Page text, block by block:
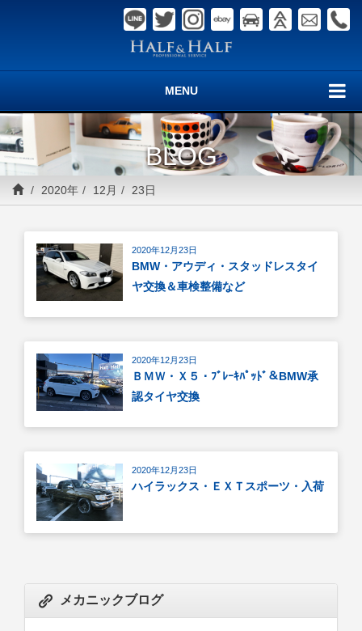
MENU
BLOG
2020年 12月 23日
2020年12月23日
BMW・アウディ・スタッドレスタイ
ヤ交換＆車検整備など
2020年12月23日
ＢＭＷ・Ｘ５・ﾌﾞﾚｰｷﾊﾟｯﾄﾞ＆BMW承
認タイヤ交換
2020年12月23日
ハイラックス・ＥＸＴスポーツ・入荷
メカニックブログ